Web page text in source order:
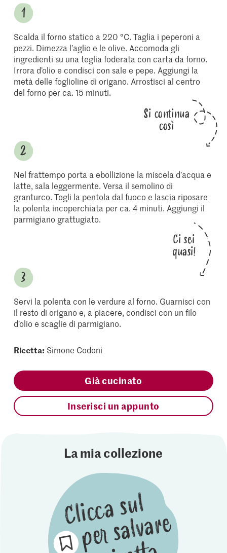
Scalda il forno statico a 220 °C. Taglia i peperoni a
pezzi. Dimezza l’aglio e le olive. Accomoda gli
ingredienti su una teglia foderata con carta da forno.
Irrora d’olio e condisci con sale e pepe. Aggiungi la
metà delle foglioline di origano. Arrostisci al centro
del forno per ca. 15 minuti.
Si continua
così
Nel frattempo porta a ebollizione la miscela d’acqua e
latte, sala leggermente. Versa il semolino di
granturco. Togli la pentola dal fuoco e lascia riposare
la polenta incoperchiata per ca. 4 minuti. Aggiungi il
parmigiano grattugiato.
Ci sei
quasi!
Servi la polenta con le verdure al forno. Guarnisci con
il resto di origano e, a piacere, condisci con un filo
d’olio e scaglie di parmigiano.
Ricetta: Simone Codoni
Già cucinato
Inserisci un appunto
La mia collezione